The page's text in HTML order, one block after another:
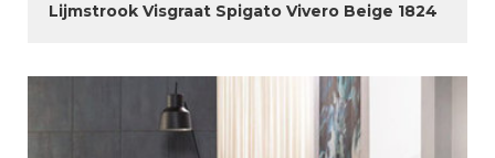
Lijmstrook Visgraat Spigato Vivero Beige 1824